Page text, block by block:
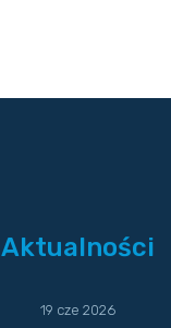
Aktualności
19 cze 2026